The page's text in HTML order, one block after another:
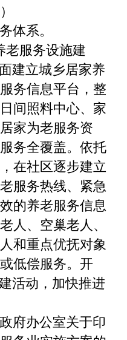
体系。
老服务设施建
建立城乡居家养
务信息平台，整
间照料中心、家
家为老服务资
务全覆盖。依托
在社区逐步建立
服务热线、紧急
的养老服务信息
人、空巢老人、
和重点优抚对象
低偿服务。开
活动，加快推进
府办公室关于印